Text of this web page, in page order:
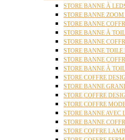
STORE BANNE À
STORE BANNE ZOOM
STORE BANNE
STORE BANNE À
STORE BANNE
STORE BANNE TOILE
STORE BANNE
STORE BANNE À
STORE COFFRE
STORE BANNE
STORE COFFRE
STORE COFFRE
STORE BANNE
STORE BANNE
STORE COFFRE